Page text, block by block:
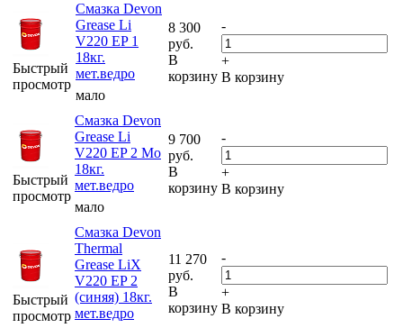
Быстрый
просмотр
Смазка Devon
Grease Li
V220 EP 1
18кг.
мет.ведро
мало
8 300
руб.
В
корзину
-
+
В корзину
Быстрый
просмотр
Смазка Devon
Grease Li
V220 EP 2 Mo
18кг.
мет.ведро
мало
9 700
руб.
В
корзину
-
+
В корзину
Быстрый
просмотр
Смазка Devon
Thermal
Grease LiX
V220 EP 2
(синяя) 18кг.
мет.ведро
11 270
руб.
В
корзину
-
+
В корзину